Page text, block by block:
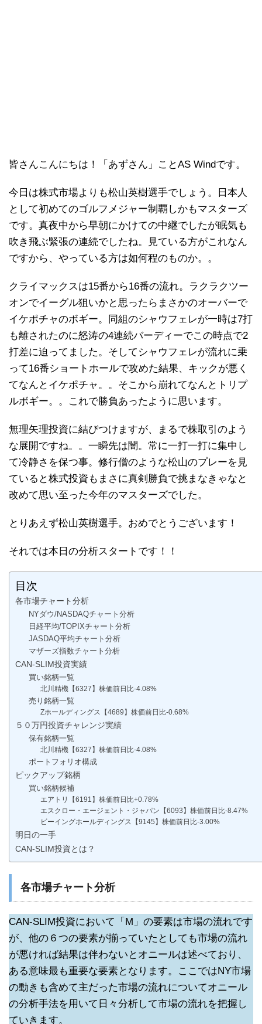
皆さんこんにちは！「あずさん」ことAS Windです。
今日は株式市場よりも松山英樹選手でしょう。日本人
として初めてのゴルフメジャー制覇しかもマスターズ
です。真夜中から早朝にかけての中継でしたが眠気も
吹き飛ぶ緊張の連続でしたね。見ている方がこれなん
ですから、やっている方は如何程のものか。。
クライマックスは15番から16番の流れ。ラクラクツー
オンでイーグル狙いかと思ったらまさかのオーバーで
イケポチャのボギー。同組のシャウフェレが一時は7打
も離されたのに怒涛の4連続バーディーでこの時点で2
打差に迫ってました。そしてシャウフェレが流れに乗
って16番ショートホールで攻めた結果、キックが悪く
てなんとイケポチャ。。そこから崩れてなんとトリプ
ルボギー。。これで勝負あったように思います。
無理矢理投資に結びつけますが、まるで株取引のよう
な展開ですね。。一瞬先は闇。常に一打一打に集中し
て冷静さを保つ事。修行僧のような松山のプレーを見
ていると株式投資もまさに真剣勝負で挑まなきゃなと
改めて思い至った今年のマスターズでした。
とりあえず松山英樹選手。おめでとうございます！
それでは本日の分析スタートです！！
目次
各市場チャート分析
NYダウ/NASDAQチャート分析
日経平均/TOPIXチャート分析
JASDAQ平均チャート分析
マザーズ指数チャート分析
CAN-SLIM投資実績
買い銘柄一覧
北川精機【6327】株価前日比-4.08%
売り銘柄一覧
Zホールディングス【4689】株価前日比-0.68%
５０万円投資チャレンジ実績
保有銘柄一覧
北川精機【6327】株価前日比-4.08%
ポートフォリオ構成
ピックアップ銘柄
買い銘柄候補
エアトリ【6191】株価前日比+0.78%
エスクロー・エージェント・ジャパン【6093】株価前日比-8.47%
ビーイングホールディングス【9145】株価前日比-3.00%
明日の一手
CAN-SLIM投資とは？
各市場チャート分析
CAN-SLIM投資において「M」の要素は市場の流れです
が、他の６つの要素が揃っていたとしても市場の流れ
が悪ければ結果は伴わないとオニールは述べており、
ある意味最も重要な要素となります。ここではNY市場
の動きも含めて主だった市場の流れについてオニール
の分析手法を用いて日々分析して市場の流れを把握し
ていきます。